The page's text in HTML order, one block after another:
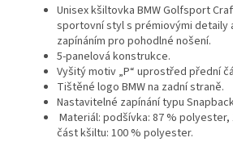
Unisex kšiltovka BMW Golfsport
sportovní styl s prémiovými detaily
zapínáním pro pohodlné nošení.
5-panelová konstrukce.
Vyšitý motiv „P“ uprostřed přední
Tištěné logo BMW na zadní straně.
Nastavitelné zapínání typu
Materiál: podšívka: 87 %
část kšiltu: 100 % polyester.